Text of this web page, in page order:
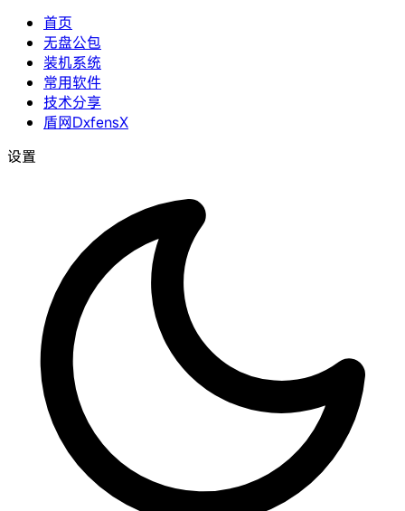
首页
无盘公包
装机系统
常用软件
技术分享
盾网DxfensX
设置